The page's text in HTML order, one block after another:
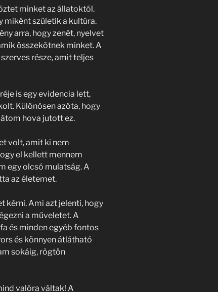
minket az állatoktól.
miként születik a kultúra.
arra, hogy zenét, nyelvet
összekötnek minket. A
része, amit teljes
is egy evidencia lett,
Különösen azóta, hogy
hova jutott ez.
volt, amit ki nem
el kellett mennem
egy olcsó mulatság. A
az életemet.
kérni. Ami azt jelenti, hogy
a műveletet. A
és minden egyéb fontos
és könnyen átlátható
sokáig, rögtön
valóra váltak! A